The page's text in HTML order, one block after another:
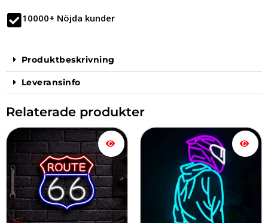
10000+ Nöjda kunder
Produktbeskrivning
Leveransinfo
Relaterade produkter